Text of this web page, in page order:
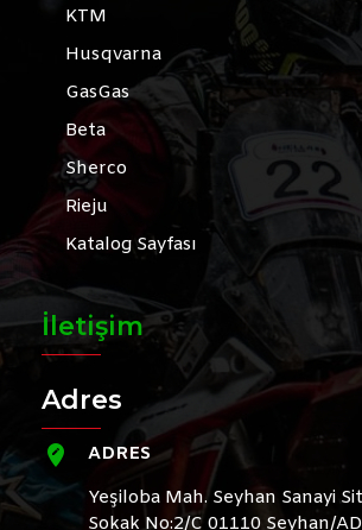
KTM
Husqvarna
GasGas
Beta
Sherco
Rieju
Katalog Sayfası
İletişim
Adres
ADRES
Yeşiloba Mah. Seyhan Sanayi
Sokak No:2/C 01110 Seyhan/